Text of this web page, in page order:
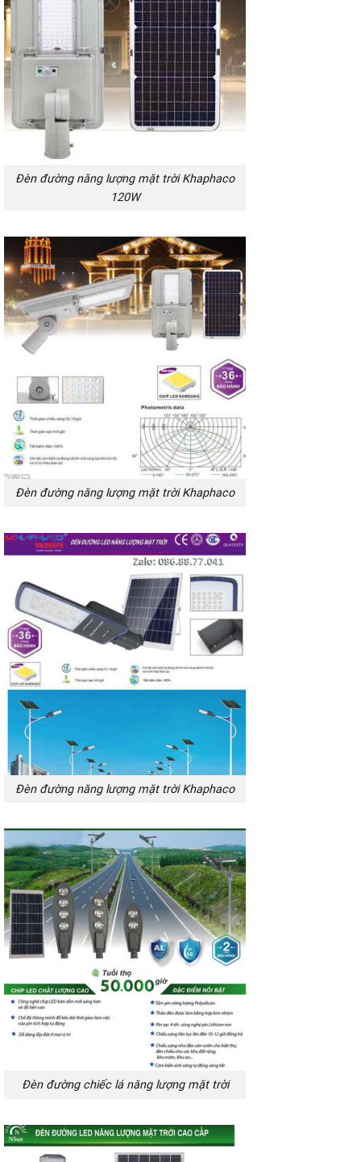
Đèn đường năng lượng mặt trời Khaphaco
120W
Đèn đường năng lượng mặt trời Khaphaco
Đèn đường năng lượng mặt trời Khaphaco
Đèn đường chiếc lá năng lượng mặt trời